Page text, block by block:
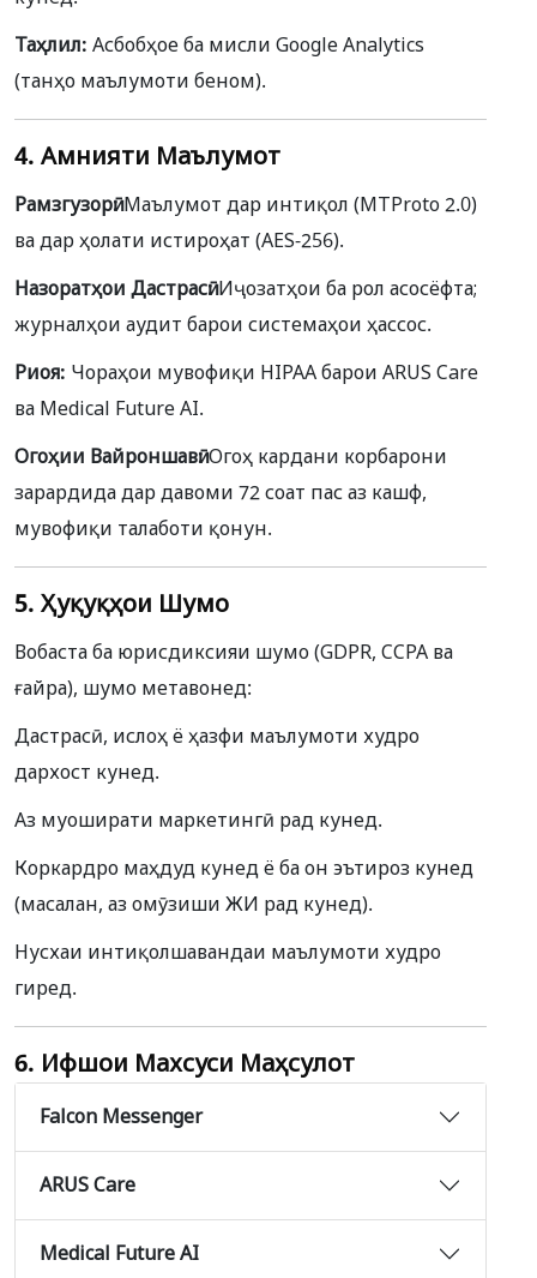
Таҳлил:Асбобҳое ба мисли Google Analytics
(танҳо маълумоти беном).
4. Амнияти Маълумот
Рамзгузорӣ:Маълумот дар интиқол (MTProto 2.0)
ва дар ҳолати истироҳат (AES-256).
Назоратҳои Дастрасӣ:Иҷозатҳои ба рол асосёфта;
журналҳои аудит барои системаҳои ҳассос.
Риоя:Чораҳои мувофиқи HIPAA барои ARUS Care
ва Medical Future AI.
Огоҳии Вайроншавӣ:Огоҳ кардани корбарони
зарардида дар давоми 72 соат пас аз кашф,
мувофиқи талаботи қонун.
5. Ҳуқуқҳои Шумо
Вобаста ба юрисдиксияи шумо (GDPR, CCPA ва
ғайра), шумо метавонед:
Дастрасӣ, ислоҳ ё ҳазфи маълумоти худро
дархост кунед.
Аз муоширати маркетингӣ рад кунед.
Коркардро маҳдуд кунед ё ба он эътироз кунед
(масалан, аз омӯзиши ЖИ рад кунед).
Нусхаи интиқолшавандаи маълумоти худро
гиред.
6. Ифшои Махсуси Маҳсулот
Falcon Messenger
ARUS Care
Medical Future AI